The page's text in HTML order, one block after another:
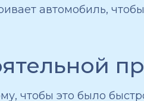
автомобиль,
чтобы это было